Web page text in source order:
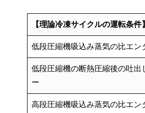
【理論冷凍サイクルの運転条件】
低段圧縮機吸込み蒸気の比エン
低段圧縮機の断熱圧縮後の吐出
ー
高段圧縮機吸込み蒸気の比エン